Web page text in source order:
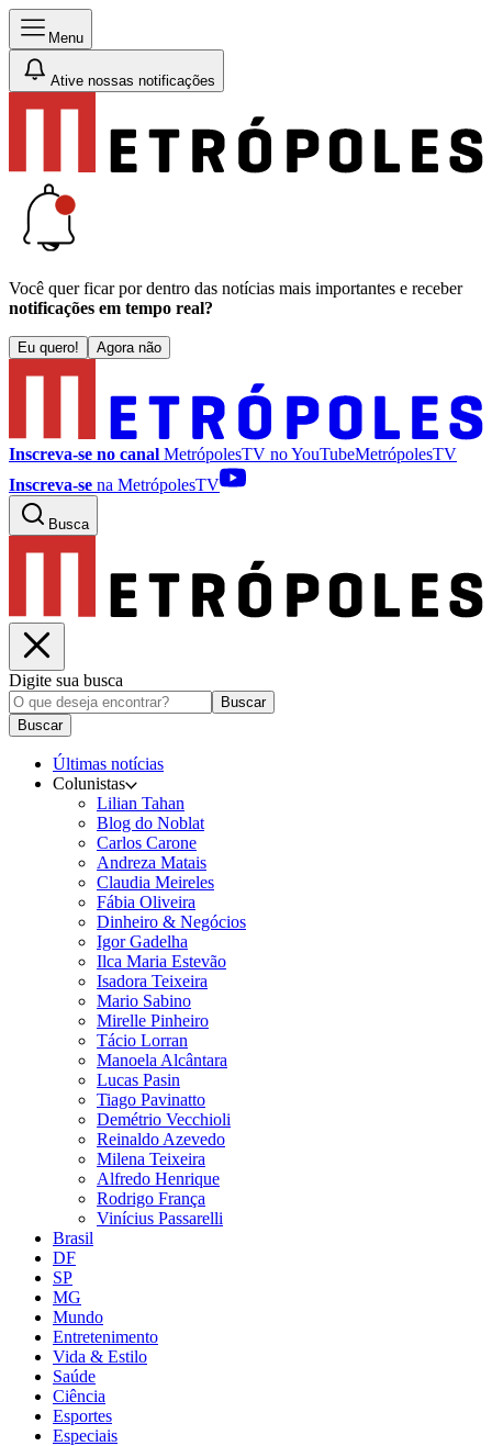
Menu
Ative nossas notificações
Você quer ficar por dentro das notícias mais importantes e receber
notificações em tempo real?
Eu quero! Agora não
Inscreva-se no canal MetrópolesTV noYouTubeMetrópolesTV
Inscreva-se na MetrópolesTV
Busca
Digite sua busca
Buscar
Buscar
Últimas notícias
Colunistas
Lilian Tahan
Blog do Noblat
Carlos Carone
Andreza Matais
Claudia Meireles
Fábia Oliveira
Dinheiro & Negócios
Igor Gadelha
Ilca Maria Estevão
Isadora Teixeira
Mario Sabino
Mirelle Pinheiro
Tácio Lorran
Manoela Alcântara
Lucas Pasin
Tiago Pavinatto
Demétrio Vecchioli
Reinaldo Azevedo
Milena Teixeira
Alfredo Henrique
Rodrigo França
Vinícius Passarelli
Brasil
DF
SP
MG
Mundo
Entretenimento
Vida & Estilo
Saúde
Ciência
Esportes
Especiais